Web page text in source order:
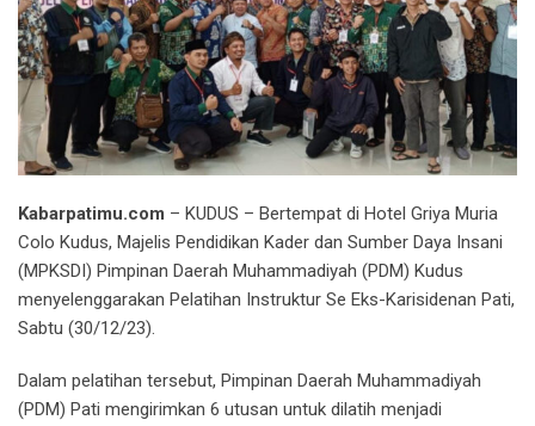
Kabarpatimu.com – KUDUS – Bertempat di Hotel Griya Muria
Colo Kudus, Majelis Pendidikan Kader dan Sumber Daya Insani
(MPKSDI) Pimpinan Daerah Muhammadiyah (PDM) Kudus
menyelenggarakan Pelatihan Instruktur Se Eks-Karisidenan Pati,
Sabtu (30/12/23).
Dalam pelatihan tersebut, Pimpinan Daerah Muhammadiyah
(PDM) Pati mengirimkan 6 utusan untuk dilatih menjadi